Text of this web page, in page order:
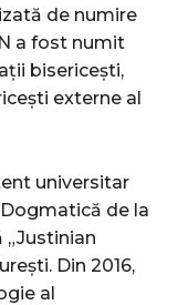
de numire
a fost numit
bisericești,
externe al
universitar
de la
Din 2016,
al